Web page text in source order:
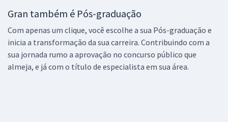
Gran também é Pós-graduação
Com apenas um clique, você escolhe a sua Pós-graduação e
inicia a transformação da sua carreira. Contribuindo com a
sua jornada rumo a aprovação no concurso público que
almeja, e já com o título de especialista em sua área.